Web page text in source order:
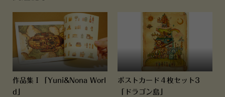
作品集Ⅰ「Yuni&Nona Worl
d」
ポストカード４枚セット3
「ドラゴン島」